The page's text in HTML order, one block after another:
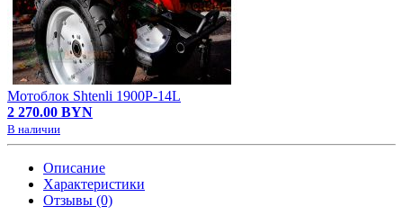
Мотоблок Shtenli 1900P-14L
2 270.00 BYN
В наличии
Описание
Характеристики
Отзывы (0)